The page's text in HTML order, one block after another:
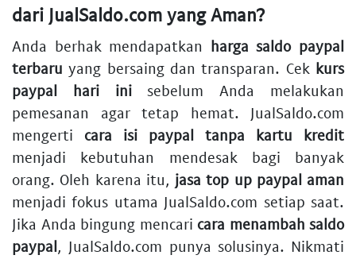
dari JualSaldo.com yang Aman?
Anda berhak mendapatkan harga saldo paypal
terbaru yang bersaing dan transparan. Cek kurs
paypal hari inisebelum Anda melakukan
pemesanan agar tetap hemat. JualSaldo.com
mengerti cara isi paypal tanpa kartu kredit
menjadi kebutuhan mendesak bagi banyak
orang. Oleh karena itu, jasa top up paypal aman
menjadi fokus utama JualSaldo.com setiap saat.
Jika Anda bingung mencari cara menambah saldo
paypal, JualSaldo.com punya solusinya. Nikmati